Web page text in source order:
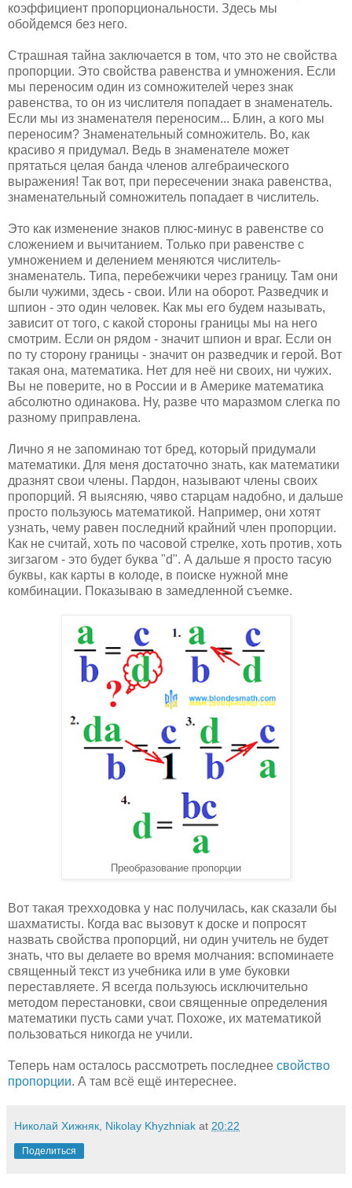
коэффициент пропорциональности. Здесь мы
обойдемся без него.
Страшная тайна заключается в том, что это не свойства
пропорции. Это свойства равенства и умножения. Если
мы переносим один из сомножителей через знак
равенства, то он из числителя попадает в знаменатель.
Если мы из знаменателя переносим... Блин, а кого мы
переносим? Знаменательный сомножитель. Во, как
красиво я придумал. Ведь в знаменателе может
прятаться целая банда членов алгебраического
выражения! Так вот, при пересечении знака равенства,
знаменательный сомножитель попадает в числитель.
Это как изменение знаков плюс-минус в равенстве со
сложением и вычитанием. Только при равенстве с
умножением и делением меняются числитель-
знаменатель. Типа, перебежчики через границу. Там они
были чужими, здесь - свои. Или на оборот. Разведчик и
шпион - это один человек. Как мы его будем называть,
зависит от того, с какой стороны границы мы на него
смотрим. Если он рядом - значит шпион и враг. Если он
по ту сторону границы - значит он разведчик и герой. Вот
такая она, математика. Нет для неё ни своих, ни чужих.
Вы не поверите, но в России и в Америке математика
абсолютно одинакова. Ну, разве что маразмом слегка по
разному приправлена.
Лично я не запоминаю тот бред, который придумали
математики. Для меня достаточно знать, как математики
дразнят свои члены. Пардон, называют члены своих
пропорций. Я выясняю, чяво старцам надобно, и дальше
просто пользуюсь математикой. Например, они хотят
узнать, чему равен последний крайний член пропорции.
Как не считай, хоть по часовой стрелке, хоть против, хоть
зигзагом - это будет буква "d". А дальше я просто тасую
буквы, как карты в колоде, в поиске нужной мне
комбинации. Показываю в замедленной съемке.
Преобразование пропорции
Вот такая трехходовка у нас получилась, как сказали бы
шахматисты. Когда вас вызовут к доске и попросят
назвать свойства пропорций, ни один учитель не будет
знать, что вы делаете во время молчания: вспоминаете
священный текст из учебника или в уме буковки
переставляете. Я всегда пользуюсь исключительно
методом перестановки, свои священные определения
математики пусть сами учат. Похоже, их математикой
пользоваться никогда не учили.
Теперь нам осталось рассмотреть последнее свойство
пропорции. А там всё ещё интереснее.
Николай Хижняк, Nikolay Khyzhniak at 20:22
Поделиться